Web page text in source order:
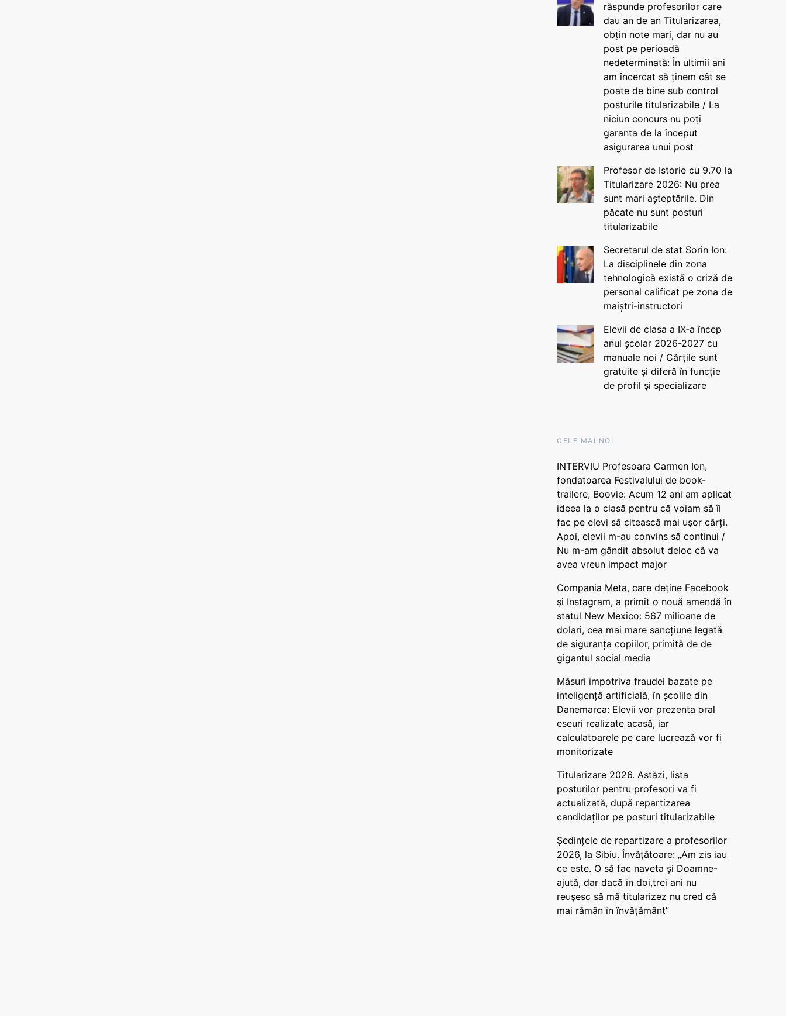
răspunde profesorilor care
dau an de an Titularizarea,
obțin note mari, dar nu au
post pe perioadă
nedeterminată: În ultimii ani
am încercat să ținem cât se
poate de bine sub control
posturile titularizabile / La
niciun concurs nu poți
garanta de la început
asigurarea unui post
Profesor de Istorie cu 9.70 la
Titularizare 2026: Nu prea
sunt mari așteptările. Din
păcate nu sunt posturi
titularizabile
Secretarul de stat Sorin Ion:
La disciplinele din zona
tehnologică există o criză de
personal calificat pe zona de
maiștri-instructori
Elevii de clasa a IX-a încep
anul școlar 2026-2027 cu
manuale noi / Cărțile sunt
gratuite și diferă în funcție
de profil și specializare
CELE MAI NOI
INTERVIU Profesoara Carmen Ion,
fondatoarea Festivalului de book-
trailere, Boovie: Acum 12 ani am aplicat
ideea la o clasă pentru că voiam să îi
fac pe elevi să citească mai ușor cărți.
Apoi, elevii m-au convins să continui /
Nu m-am gândit absolut deloc că va
avea vreun impact major
Compania Meta, care deține Facebook
și Instagram, a primit o nouă amendă în
statul New Mexico: 567 milioane de
dolari, cea mai mare sancțiune legată
de siguranța copiilor, primită de de
gigantul social media
Măsuri împotriva fraudei bazate pe
inteligență artificială, în școlile din
Danemarca: Elevii vor prezenta oral
eseuri realizate acasă, iar
calculatoarele pe care lucrează vor fi
monitorizate
Titularizare 2026. Astăzi, lista
posturilor pentru profesori va fi
actualizată, după repartizarea
candidaților pe posturi titularizabile
Ședințele de repartizare a profesorilor
2026, la Sibiu. Învățătoare: „Am zis iau
ce este. O să fac naveta și Doamne-
ajută, dar dacă în doi,trei ani nu
reușesc să mă titularizez nu cred că
mai rămân în învățământ”